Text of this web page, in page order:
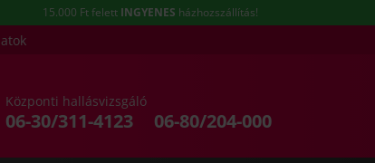
15.000 Ft felett INGYENES házhozszállítás!
Központi hallásvizsgáló
06-30/311-4123 06-80/204-000